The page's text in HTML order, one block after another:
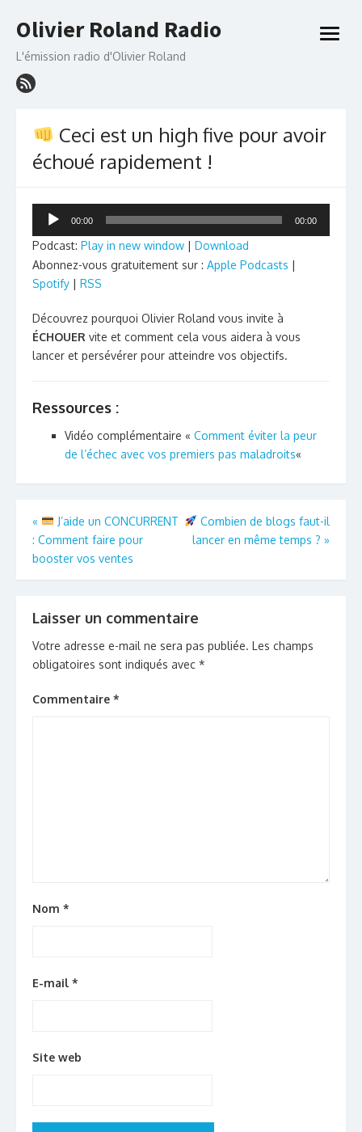
to
Olivier Roland Radio
L'émission radio d'Olivier Roland
open
Ceci est un high five pour avoir
échoué rapidement !
Lecteur
00:00 00:00
Podcast: Play in new window | Download
Abonnez-vous gratuitement sur : Apple Podcasts |
Spotify | RSS
Découvrez pourquoi Olivier Roland vous invite à
ÉCHOUER vite et comment cela vous aidera à vous
lancer et persévérer pour atteindre vos objectifs.
Ressources :
Vidéo complémentaire « Comment éviter la peur
de l’échec avec vos premiers pas maladroits«
Navigation
de
l’article
«
J’aide un CONCURRENT
: Comment faire pour
booster vos ventes
Combien de blogs faut-il
lancer en même temps ? »
Laisser un commentaire
Votre adresse e-mail ne sera pas publiée. Les champs
obligatoires sont indiqués avec *
Commentaire *
Nom *
E-mail *
Site web